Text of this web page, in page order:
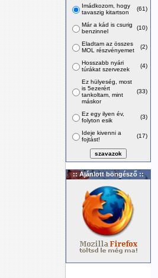
Imádkozom, hogy
tavaszig kitartson
(61)
Már a kád is csurig
benzinnel
(10)
Eladtam az összes
MOL részvényemet
(2)
Hosszabb nyári
túrákat szervezek
(4)
Ez hülyeség, most
is 5ezerért
tankoltam, mint
máskor
(33)
Ez egy ilyen év,
folyton esik
(3)
Ideje kivenni a
fojtást!
(17)
:: Ajánlott böngésző ::